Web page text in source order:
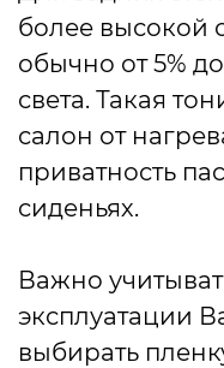
более высокой
обычно от 5%
света. Такая
салон от
приватность
сиденьях.
Важно
эксплуатации
выбирать